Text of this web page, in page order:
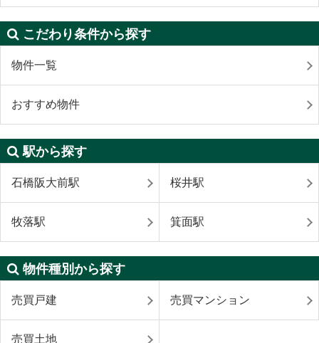
こだわり条件から探す
物件一覧
おすすめ物件
駅から探す
石橋阪大前駅 桜井駅
牧落駅 箕面駅
物件種別から探す
売買戸建 売買マンション
売買土地